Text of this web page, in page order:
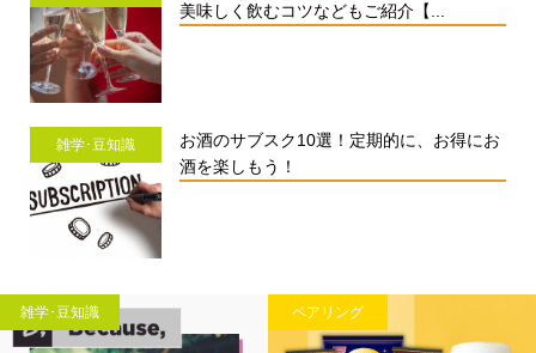
美味しく飲むコツなどもご紹介【...
雑学･豆知識
お酒のサブスク10選！定期的に、お得にお
酒を楽しもう！
雑学･豆知識 ペアリング